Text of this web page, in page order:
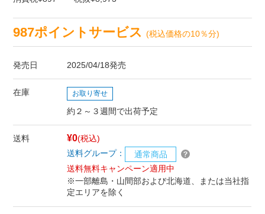
987ポイントサービス(税込価格の10％分)
発売日 2025/04/18発売
在庫 お取り寄せ
約２～３週間で出荷予定
送料 ¥0(税込)
送料グループ：
通常商品
送料無料キャンペーン適用中
※一部離島・山間部および北海道、または当社指
定エリアを除く